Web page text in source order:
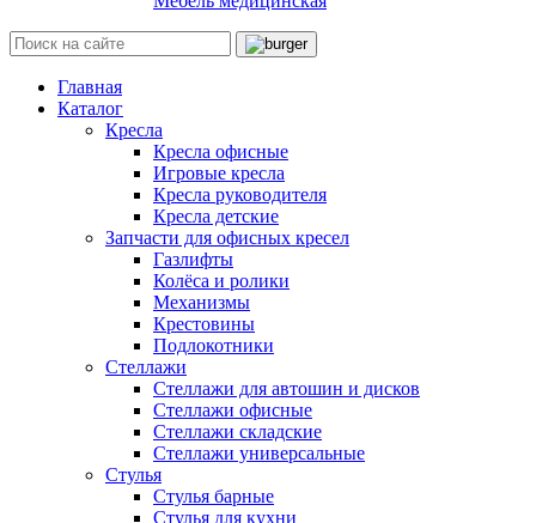
Главная
Каталог
Кресла
Кресла офисные
Игровые кресла
Кресла руководителя
Кресла детские
Запчасти для офисных кресел
Газлифты
Колёса и ролики
Механизмы
Крестовины
Подлокотники
Стеллажи
Стеллажи для автошин и дисков
Стеллажи офисные
Стеллажи складские
Стеллажи универсальные
Стулья
Стулья барные
Стулья для кухни